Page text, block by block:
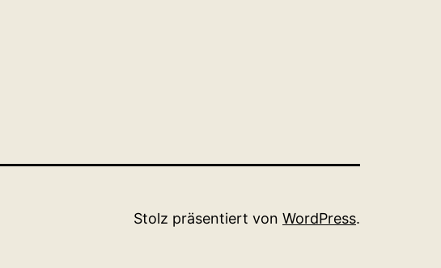
Stolz präsentiert von WordPress.